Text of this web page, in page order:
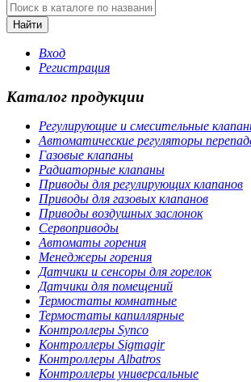
Найти
Вход
Регистрация
Каталог продукции
Регулирующие и смесительные
Автоматические регуляторы
Газовые клапаны
Радиаторные клапаны
Приводы для регулирующих клапанов
Приводы для газовых клапанов
Приводы воздушных заслонок
Сервоприводы
Автоматы горения
Менеджеры горения
Датчики и сенсоры для горелок
Датчики для помещений
Термостаты комнатные
Термостаты капиллярные
Контроллеры Synco
Контроллеры Sigmagir
Контроллеры Albatros
Контроллеры универсальные